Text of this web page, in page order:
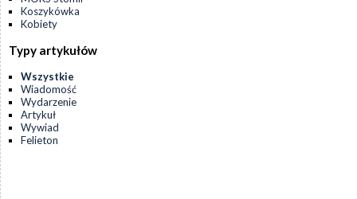
Koszykówka
Kobiety
Typy artykułów
Wszystkie
Wiadomość
Wydarzenie
Artykuł
Wywiad
Felieton